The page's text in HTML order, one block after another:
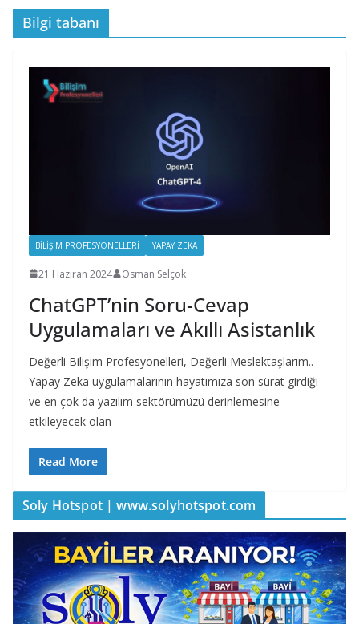
Bilgi tabanı
BILIŞIM PROFESYONELLERI YAPAY ZEKA
21 Haziran 2024 Osman Selçok
ChatGPT’nin Soru-Cevap
Uygulamaları ve Akıllı Asistanlık
Değerli Bilişim Profesyonelleri, Değerli Meslektaşlarım..
Yapay Zeka uygulamalarının hayatımıza son sürat girdiği
ve en çok da yazılım sektörümüzü derinlemesine
etkileyecek olan
Read More
Soly Hotspot | www.solyhotspot.com